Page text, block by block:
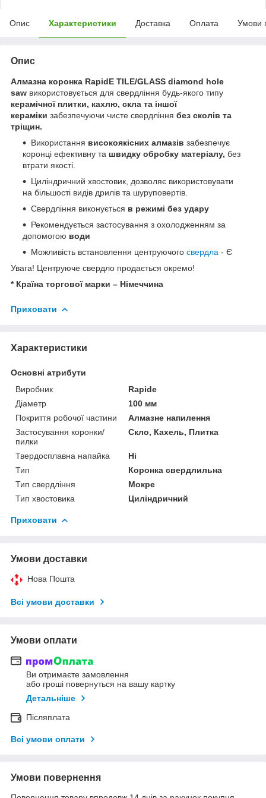
Опис Характеристики Доставка Оплата Умови
Опис
Алмазна коронка RapidE TILE/GLASS diamond hole
saw використовується для свердління будь-якого типу
керамічної плитки, кахлю, скла та іншої
кераміки забезпечуючи чисте свердління без сколів та
тріщин.
Використання високоякісних алмазів забезпечує
коронці ефективну та швидку обробку матеріалу, без
втрати якості.
Циліндричний хвостовик, дозволяє використовувати
на більшості видів дрилів та шуруповертів.
Свердління виконується в режимі без удару
Рекомендується застосування з охолодженням за
допомогою води
Можливість встановлення центруючого свердла - Є
Увага! Центруюче свердло продається окремо!
* Країна торгової марки – Німеччина
Приховати
Характеристики
Основні атрибути
Виробник
Rapide
Діаметр
100 мм
Покриття робочої частини
Алмазне напилення
Застосування коронки/
пилки
Скло, Кахель, Плитка
Твердосплавна напайка
Ні
Тип
Коронка свердлильна
Тип свердління
Мокре
Тип хвостовика
Циліндричний
Приховати
Умови доставки
Нова Пошта
Всі умови доставки
Умови оплати
Ви отримаєте замовлення
або гроші повернуться на вашу картку
Детальніше
Післяплата
Всі умови оплати
Умови повернення